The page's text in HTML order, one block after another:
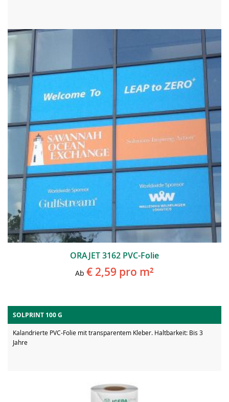
ORAJET 3162 PVC-Folie
Ab € 2,59 pro m²
SOLPRINT 100 G
Kalandrierte PVC-Folie mit transparentem Kleber. Haltbarkeit: Bis 3
Jahre